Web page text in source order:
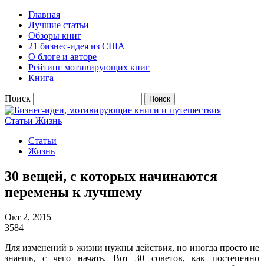
Главная
Лучшие статьи
Обзоры книг
21 бизнес-идея из США
О блоге и авторе
Рейтинг мотивирующих книг
Книга
Поиск
Статьи Жизнь
Статьи
Жизнь
30 вещей, с которых начинаются
перемены к лучшему
Окт 2, 2015
3584
Для изменений в жизни нужны действия, но иногда просто не
знаешь, с чего начать. Вот 30 советов, как постепенно